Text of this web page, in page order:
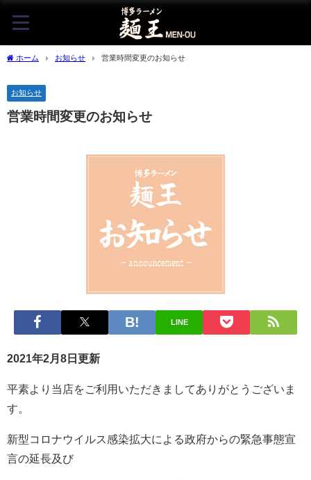
ホーム お知らせ 営業時間変更のお知らせ
お知らせ
営業時間変更のお知らせ
LINE
2021年2月8日更新
平素より当店をご利用いただきましてありがとうございま
す。
新型コロナウイルス感染拡大による政府からの緊急事態宣
言の延長及び